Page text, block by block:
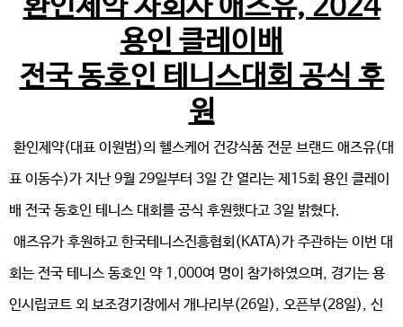
환인제약 자회사 애즈유, 2024
용인 클레이배
전국 동호인 테니스대회 공식 후
원
환인제약(대표 이원범)의 헬스케어 건강식품 전문 브랜드 애즈유(대
표 이동수)가 지난 9월 29일부터 3일 간 열리는 제15회 용인 클레이
배 전국 동호인 테니스 대회를 공식 후원했다고 3일 밝혔다.
애즈유가 후원하고 한국테니스진흥협회(KATA)가 주관하는 이번 대
회는 전국 테니스 동호인 약 1,000여 명이 참가하였으며, 경기는 용
인시립코트 외 보조경기장에서 개나리부(26일), 오픈부(28일), 신